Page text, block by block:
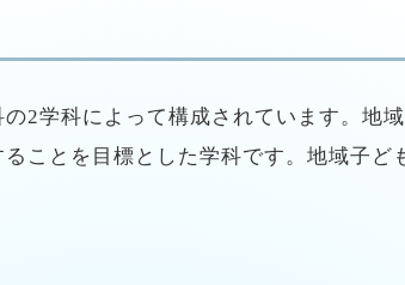
2学科によって構成されています。地
ことを目標とした学科です。地域子